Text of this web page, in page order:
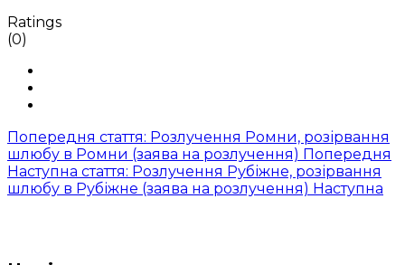
Ratings
(0)
Попередня стаття: Розлучення Ромни, розірвання
шлюбу в Ромни (заява на розлучення) Попередня
Наступна стаття: Розлучення Рубіжне, розірвання
шлюбу в Рубіжне (заява на розлучення) Наступна